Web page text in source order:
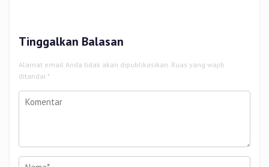
Tinggalkan Balasan
Alamat email Anda tidak akan dipublikasikan. Ruas yang wajib
ditandai *